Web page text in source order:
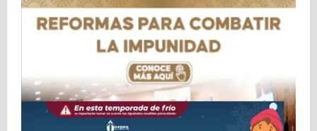
Juan
Pablo
Alcántar
nuevo
Desarrollo
Económico
del
Gobierno